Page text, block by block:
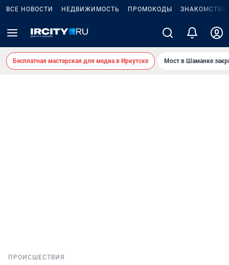
ВСЕ НОВОСТИ НЕДВИЖИМОСТЬ ПРОМОКОДЫ ЗНАКОМСТВА
Бесплатная мастерская для медиа в Иркутске Мост в Шаманке
ПРОИСШЕСТВИЯ